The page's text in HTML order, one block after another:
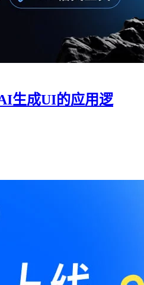
生成UI的应用逻